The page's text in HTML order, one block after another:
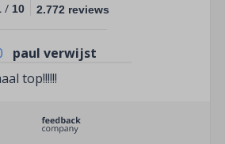
/ 10 2.772 reviews
paul verwijst
top!!!!!!